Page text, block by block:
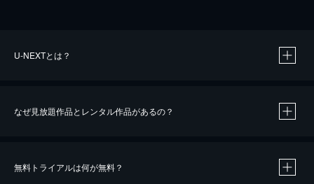
U-NEXTとは？
なぜ見放題作品とレンタル作品があるの？
無料トライアルは何が無料？